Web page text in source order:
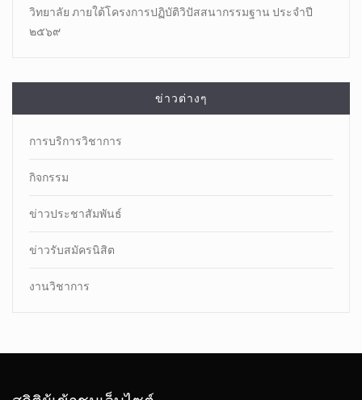
วิทยาลัย ภายใต้โครงการปฏิบัติวิปัสสนากรรมฐาน ประจำปี
๒๕๖๙
ข่าวต่างๆ
การบริการวิชาการ
กิจกรรม
ข่าวประชาสัมพันธ์
ข่าวรับสมัครนิสิต
งานวิชาการ